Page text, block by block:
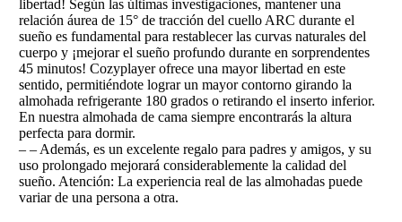
libertad! Según las últimas investigaciones, mantener una
relación áurea de 15° de tracción del cuello ARC durante el
sueño es fundamental para restablecer las curvas naturales del
cuerpo y ¡mejorar el sueño profundo durante en sorprendentes
45 minutos! Cozyplayer ofrece una mayor libertad en este
sentido, permitiéndote lograr un mayor contorno girando la
almohada refrigerante 180 grados o retirando el inserto inferior.
En nuestra almohada de cama siempre encontrarás la altura
perfecta para dormir.
– – Además, es un excelente regalo para padres y amigos, y su
uso prolongado mejorará considerablemente la calidad del
sueño. Atención: La experiencia real de las almohadas puede
variar de una persona a otra.